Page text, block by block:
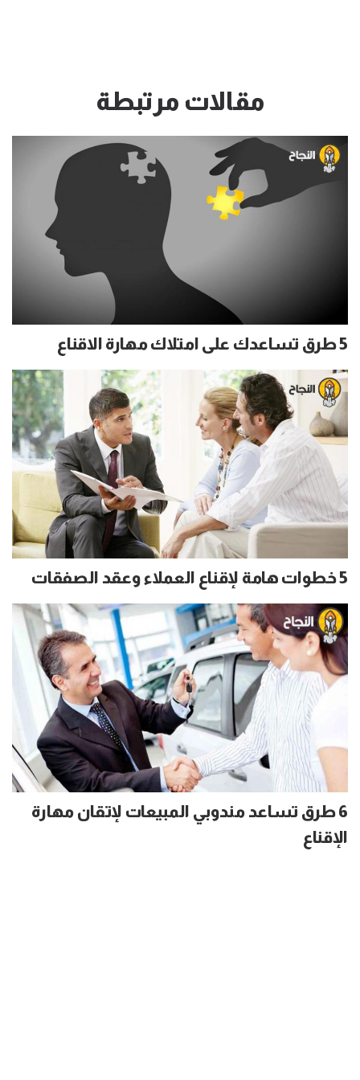
مقالات مرتبطة
5 طرق تساعدك على امتلاك مهارة الاقناع
5 خطوات هامة لإقناع العملاء وعقد الصفقات
6 طرق تساعد مندوبي المبيعات لإتقان مهارة
الإقناع